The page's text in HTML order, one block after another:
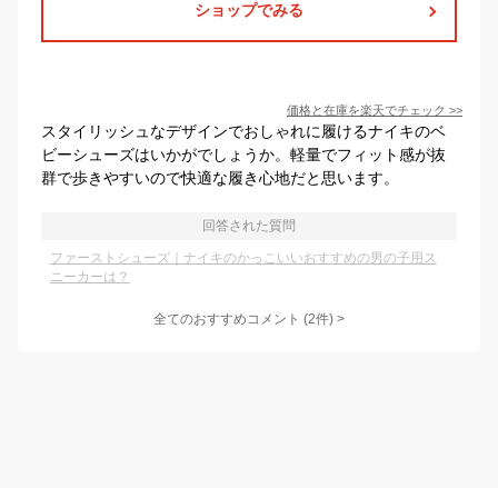
ショップでみる
価格と在庫を楽天でチェック >>
スタイリッシュなデザインでおしゃれに履けるナイキのベ
ビーシューズはいかがでしょうか。軽量でフィット感が抜
群で歩きやすいので快適な履き心地だと思います。
回答された質問
ファーストシューズ｜ナイキのかっこいいおすすめの男の子用ス
ニーカーは？
全てのおすすめコメント (2件) >